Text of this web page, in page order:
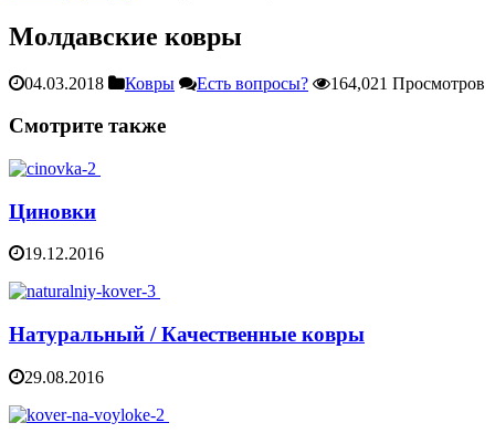
Молдавские ковры
04.03.2018 Ковры Есть вопросы? 164,021 Просмотров
Смотрите также
Циновки
19.12.2016
Натуральный / Качественные ковры
29.08.2016